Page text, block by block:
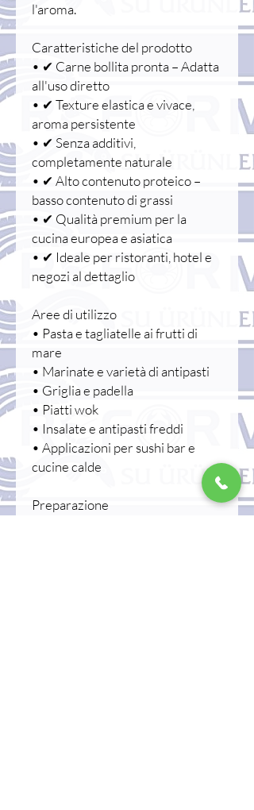
l'aroma.
Caratteristiche del prodotto
• ✔ Carne bollita pronta – Adatta
all'uso diretto
• ✔ Texture elastica e vivace,
aroma persistente
• ✔ Senza additivi,
completamente naturale
• ✔ Alto contenuto proteico –
basso contenuto di grassi
• ✔ Qualità premium per la
cucina europea e asiatica
• ✔ Ideale per ristoranti, hotel e
negozi al dettaglio
Aree di utilizzo
• Pasta e tagliatelle ai frutti di
mare
• Marinate e varietà di antipasti
• Griglia e padella
• Piatti wok
• Insalate e antipasti freddi
• Applicazioni per sushi bar e
cucine calde
Preparazione